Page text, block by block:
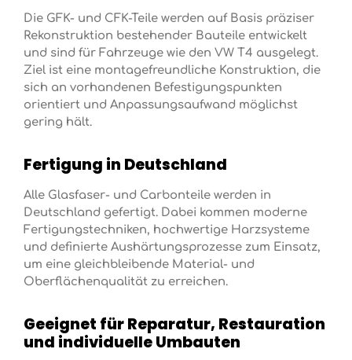
Die GFK- und CFK-Teile werden auf Basis präziser
Rekonstruktion bestehender Bauteile entwickelt
und sind für Fahrzeuge wie den VW T4 ausgelegt.
Ziel ist eine montagefreundliche Konstruktion, die
sich an vorhandenen Befestigungspunkten
orientiert und Anpassungsaufwand möglichst
gering hält.
Fertigung in Deutschland
Alle Glasfaser- und Carbonteile werden in
Deutschland gefertigt. Dabei kommen moderne
Fertigungstechniken, hochwertige Harzsysteme
und definierte Aushärtungsprozesse zum Einsatz,
um eine gleichbleibende Material- und
Oberflächenqualität zu erreichen.
Geeignet für Reparatur, Restauration
und individuelle Umbauten